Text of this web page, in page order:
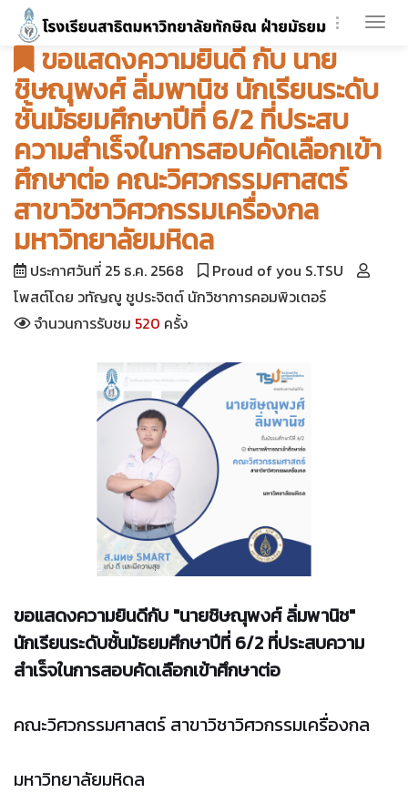
ขอแสดงความยินดี กับ นาย
ชิษณุพงศ์ ลิ่มพานิช นักเรียนระดับ
ชั้นมัธยมศึกษาปีที่ 6/2 ที่ประสบ
ความสำเร็จในการสอบคัดเลือกเข้า
ศึกษาต่อ คณะวิศวกรรมศาสตร์
สาขาวิชาวิศวกรรมเครื่องกล
มหาวิทยาลัยมหิดล
ประกาศวันที่ 25 ธ.ค. 2568
Proud of you S.TSU
โพสต์โดย วทัญญู ชูประจิตต์ นักวิชาการคอมพิวเตอร์
จำนวนการรับชม 520 ครั้ง
ขอแสดงความยินดีกับ "นายชิษณุพงศ์ ลิ่มพานิช"
นักเรียนระดับชั้นมัธยมศึกษาปีที่ 6/2 ที่ประสบความ
สำเร็จในการสอบคัดเลือกเข้าศึกษาต่อ
คณะวิศวกรรมศาสตร์ สาขาวิชาวิศวกรรมเครื่องกล
มหาวิทยาลัยมหิดล